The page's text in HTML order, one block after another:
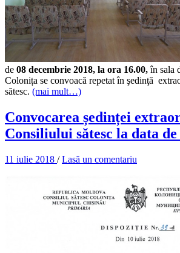
de 08 decembrie 2018, la ora 16.00, în sala
Colonița se convoacă repetat în şedinţă
sătesc. (mai mult…)
Convocarea ședinței
Consiliului sătesc la data
11 iulie 2018 /Lasă un comentariu